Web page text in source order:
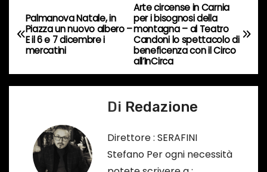
r
s
o
N
a
i
Arte circense in Carnia
per i bisognosi della
montagna – al Teatro
Candoni lo spettacolo di
beneficenza con il Circo
all’InCirca
Palmanova Natale, in
Piazza un nuovo albero –
E il 6 e 7 dicembre i
mercatini
Di Redazione
Direttore : SERAFINI
Stefano Per ogni necessità